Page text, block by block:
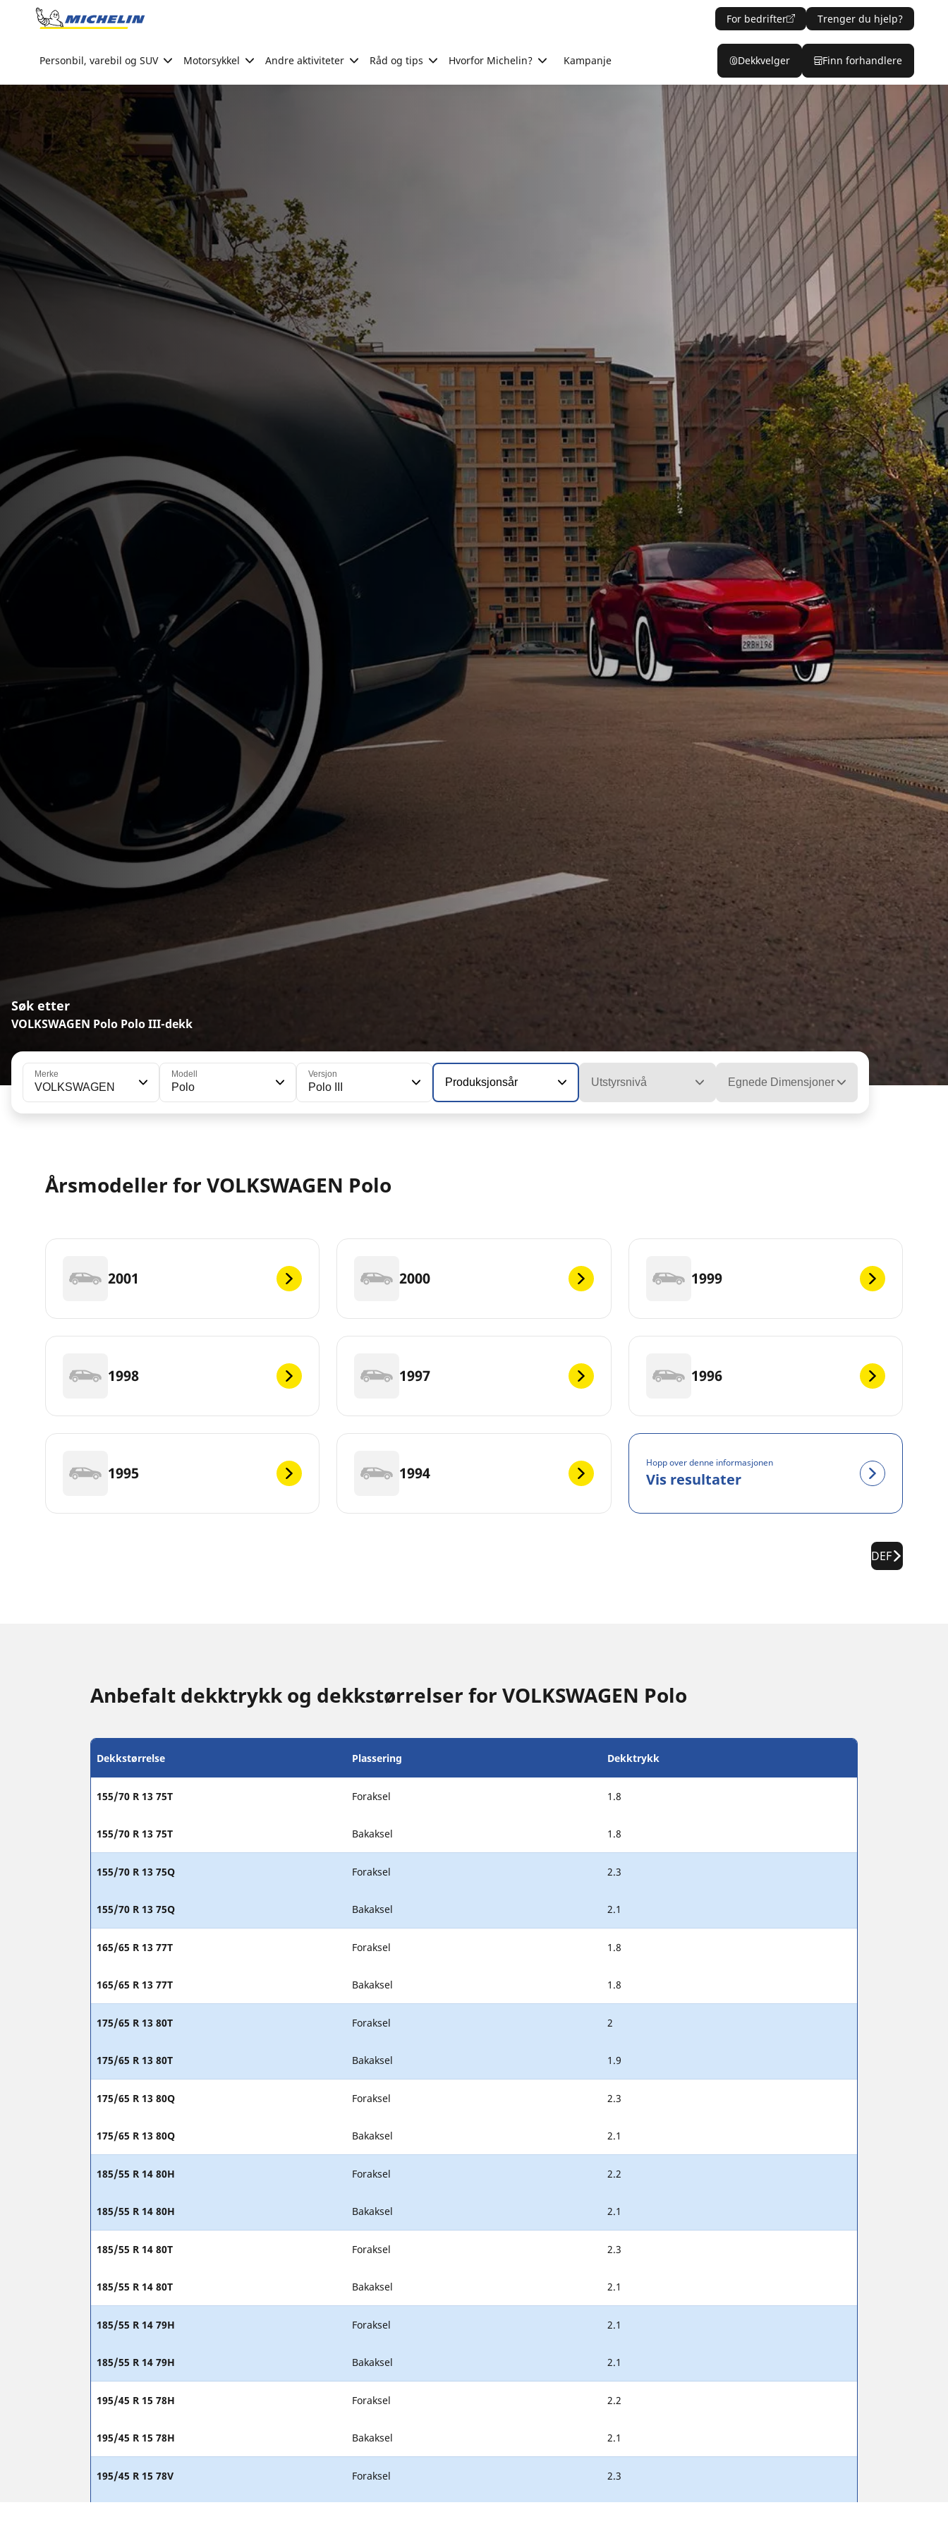
Go to page content
For bedrifter Trenger du hjelp?
Personbil, varebil og SUV Motorsykkel Andre aktiviteter Råd og tips Hvorfor Michelin? Kampanje Dekkvelger Finn forhandlere
Søk etter
VOLKSWAGEN Polo Polo III-dekk
Merke
VOLKSWAGEN
Modell
Polo
Versjon
Polo III Produksjonsår Utstyrsnivå Egnede Dimensjoner
Årsmodeller for VOLKSWAGEN Polo
2001 2000 1999
1998 1997 1996
1995 1994
Hopp over denne informasjonen
Vis resultater
DEF
Anbefalt dekktrykk og dekkstørrelser for VOLKSWAGEN Polo
Dekkstørrelse Plassering Dekktrykk
155/70 R 13 75T Foraksel 1.8
155/70 R 13 75T Bakaksel 1.8
155/70 R 13 75Q Foraksel 2.3
155/70 R 13 75Q Bakaksel 2.1
165/65 R 13 77T Foraksel 1.8
165/65 R 13 77T Bakaksel 1.8
175/65 R 13 80T Foraksel 2
175/65 R 13 80T Bakaksel 1.9
175/65 R 13 80Q Foraksel 2.3
175/65 R 13 80Q Bakaksel 2.1
185/55 R 14 80H Foraksel 2.2
185/55 R 14 80H Bakaksel 2.1
185/55 R 14 80T Foraksel 2.3
185/55 R 14 80T Bakaksel 2.1
185/55 R 14 79H Foraksel 2.1
185/55 R 14 79H Bakaksel 2.1
195/45 R 15 78H Foraksel 2.2
195/45 R 15 78H Bakaksel 2.1
195/45 R 15 78V Foraksel 2.3